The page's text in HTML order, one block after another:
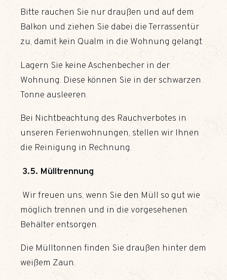
Bitte rauchen Sie nur draußen und auf dem
Balkon und ziehen Sie dabei die Terrassentür
zu, damit kein Qualm in die Wohnung gelangt.
Lagern Sie keine Aschenbecher in der
Wohnung. Diese können Sie in der schwarzen
Tonne ausleeren.
Bei Nichtbeachtung des Rauchverbotes in
unseren Ferienwohnungen, stellen wir Ihnen
die Reinigung in Rechnung.
3.5. Mülltrennung
Wir freuen uns, wenn Sie den Müll so gut wie
möglich trennen und in die vorgesehenen
Behälter entsorgen.
Die Mülltonnen finden Sie draußen hinter dem
weißem Zaun.